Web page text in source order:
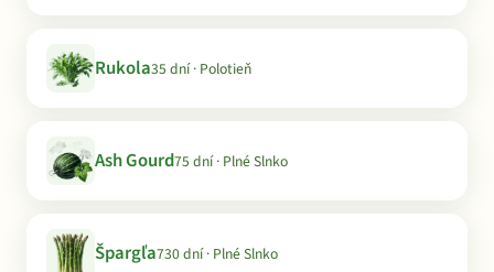
Rukola35 dní · Polotieň
Ash Gourd75 dní · Plné Slnko
Špargľa730 dní · Plné Slnko